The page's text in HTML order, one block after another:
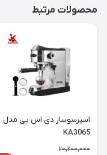
محصولات مرتبط
اسپرسوساز دی اس پی مدل
KA3065
20,200,000